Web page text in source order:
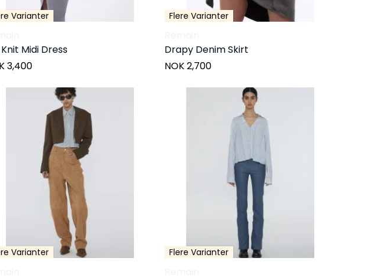
Varianter
Midi Dress
3,400
Flere Varianter
Drapy Denim Skirt
NOK 2,700
Varianter Flere Varianter